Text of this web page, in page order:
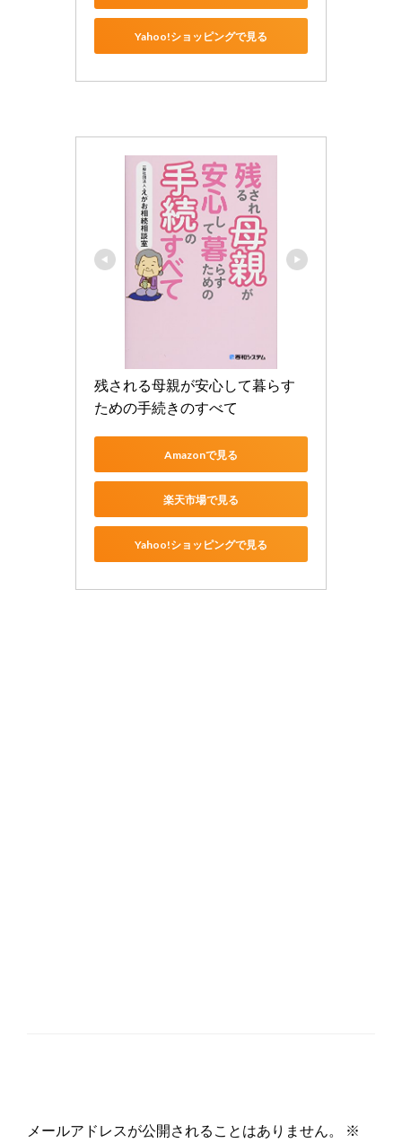
Yahoo!ショッピングで見る
残される母親が安心して暮らす
ための手続きのすべて
Amazonで見る
楽天市場で見る
Yahoo!ショッピングで見る
メールアドレスが公開されることはありません。
※